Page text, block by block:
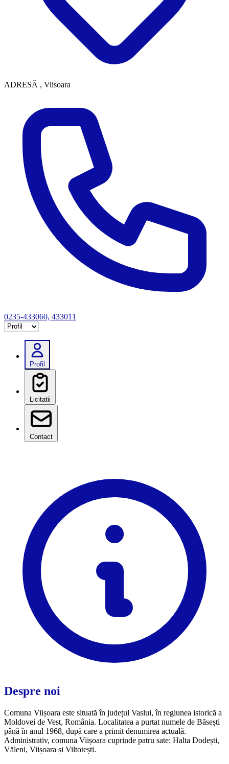
ADRESĂ , Viisoara
0235-433060, 433011
Selectează tab
Profil
Licitatii
Contact
Despre noi
Comuna Viișoara este situată în județul Vaslui, în regiunea istorică a
Moldovei de Vest, România. Localitatea a purtat numele de Băsești
până în anul 1968, după care a primit denumirea actuală.
Administrativ, comuna Viișoara cuprinde patru sate: Halta Dodești,
Văleni, Viișoara și Viltotești.